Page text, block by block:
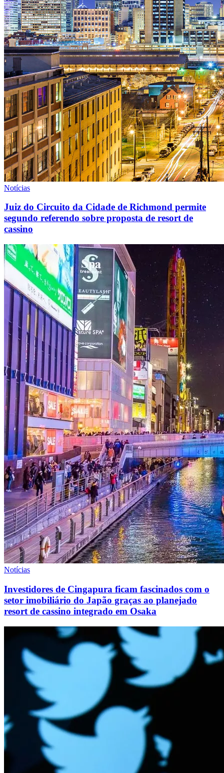
Notícias
Juiz do Circuito da Cidade de Richmond permite
segundo referendo sobre proposta de resort de
cassino
Notícias
Investidores de Cingapura ficam fascinados com o
setor imobiliário do Japão graças ao planejado
resort de cassino integrado em Osaka